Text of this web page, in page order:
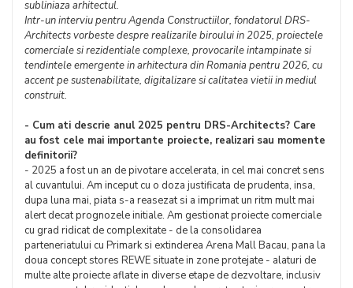
subliniaza arhitectul.
Intr-un interviu pentru Agenda Constructiilor, fondatorul DRS-
Architects vorbeste despre realizarile biroului in 2025, proiectele
comerciale si rezidentiale complexe, provocarile intampinate si
tendintele emergente in arhitectura din Romania pentru 2026, cu
accent pe sustenabilitate, digitalizare si calitatea vietii in mediul
construit.
- Cum ati descrie anul 2025 pentru DRS-Architects? Care
au fost cele mai importante proiecte, realizari sau momente
definitorii?
- 2025 a fost un an de pivotare accelerata, in cel mai concret sens
al cuvantului. Am inceput cu o doza justificata de prudenta, insa,
dupa luna mai, piata s-a reasezat si a imprimat un ritm mult mai
alert decat prognozele initiale. Am gestionat proiecte comerciale
cu grad ridicat de complexitate - de la consolidarea
parteneriatului cu Primark si extinderea Arena Mall Bacau, pana la
doua concept stores REWE situate in zone protejate - alaturi de
multe alte proiecte aflate in diverse etape de dezvoltare, inclusiv